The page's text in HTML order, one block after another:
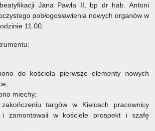
Jana Pawła II, bp dr hab. Antoni
pobłogosławienia nowych organów w
11.00.
do kościoła pierwsze elementy nowych
miechy;
targów w Kielcach pracownicy
i zamontowali w kościele prospekt i szafę